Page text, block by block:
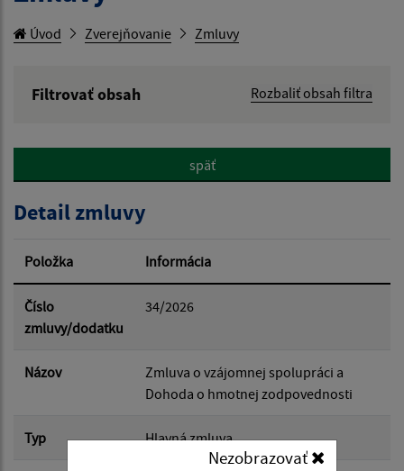
Nezobrazovať
Úvod Zverejňovanie Zmluvy
Filtrovať obsah
Rozbaliť obsah filtra
Hľadať v:
Dátum od:
Dátum do:
Suma od:
späť
Detail zmluvy
Položka Informácia
Číslo
zmluvy/dodatku
34/2026
Názov
Zmluva o vzájomnej spolupráci a
Dohoda o hmotnej zodpovednosti
Typ Hlavná zmluva